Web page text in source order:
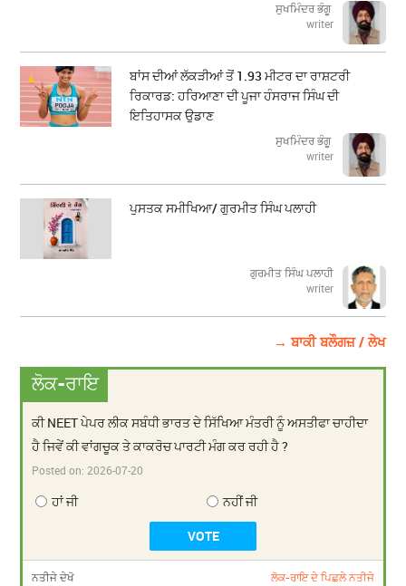
ਸੁਖਮਿੰਦਰ ਭੰਗੂ
writer
ਬਾਂਸ ਦੀਆਂ ਲੱਕੜੀਆਂ ਤੋਂ 1.93 ਮੀਟਰ ਦਾ ਰਾਸ਼ਟਰੀ
ਰਿਕਾਰਡ: ਹਰਿਆਣਾ ਦੀ ਪੂਜਾ ਹੰਸਰਾਜ ਸਿੰਘ ਦੀ
ਇਤਿਹਾਸਕ ਉਡਾਣ
ਸੁਖਮਿੰਦਰ ਭੰਗੂ
writer
ਪੁਸਤਕ ਸਮੀਖਿਆ/ ਗੁਰਮੀਤ ਸਿੰਘ ਪਲਾਹੀ
ਗੁਰਮੀਤ ਸਿੰਘ ਪਲਾਹੀ
writer
→ ਬਾਕੀ ਬਲੌਗਜ਼ / ਲੇਖ
ਲੋਕ-ਰਾਇ
ਕੀ NEET ਪੇਪਰ ਲੀਕ ਸਬੰਧੀ ਭਾਰਤ ਦੇ ਸਿੱਖਿਆ ਮੰਤਰੀ ਨੂੰ ਅਸਤੀਫਾ ਚਾਹੀਦਾ
ਹੈ ਜਿਵੇਂ ਕੀ ਵਾਂਗਚੂਕ ਤੇ ਕਾਕਰੋਚ ਪਾਰਟੀ ਮੰਗ ਕਰ ਰਹੀ ਹੈ ?
Posted on:2026-07-20
ਹਾਂ ਜੀ ਨਹੀਂ ਜੀ
ਨਤੀਜੇ ਦੇਖੋ ਲੋਕ-ਰਾਇ ਦੇ ਪਿਛਲੇ ਨਤੀਜੇ